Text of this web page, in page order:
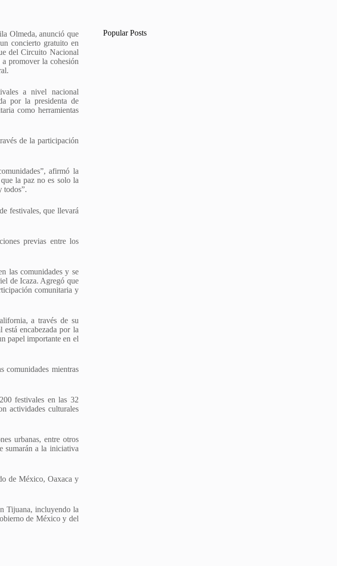
Olmeda, anunció que
concierto gratuito en
del Circuito Nacional
promover la cohesión
a nivel nacional
por la presidenta de
como herramientas
de la participación
afirmó la
la paz no es solo la
todos”.
festivales, que llevará
previas entre los
las comunidades y se
de Icaza. Agregó que
comunitaria y
a través de su
está encabezada por la
papel importante en el
comunidades mientras
festivales en las 32
actividades culturales
urbanas, entre otros
sumarán a la iniciativa
de México, Oaxaca y
Tijuana, incluyendo la
de México y del
Popular Posts